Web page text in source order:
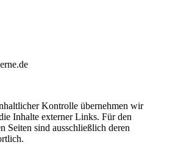
Kontrolle übernehmen wir
Inhalte externer Links. Für den
Seiten sind ausschließlich deren